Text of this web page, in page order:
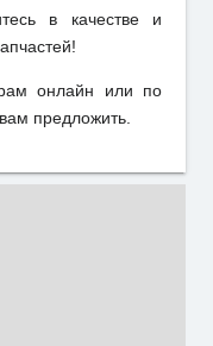
в качестве и
онлайн или по
предложить.